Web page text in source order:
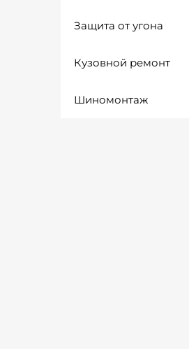
Защита от угона
Кузовной ремонт
Шиномонтаж